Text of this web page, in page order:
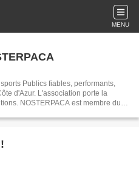
MENU
Publics fiables, performants,
d'Azur. L'association porte la
du